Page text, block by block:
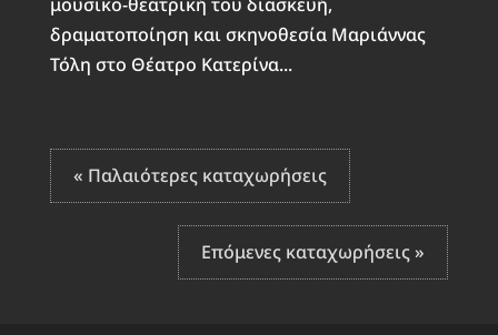
δραματοποίηση και σκηνοθεσία Μαριάννας
Τόλη στο Θέατρο Κατερίνα...
« Παλαιότερες καταχωρήσεις
Επόμενες καταχωρήσεις »